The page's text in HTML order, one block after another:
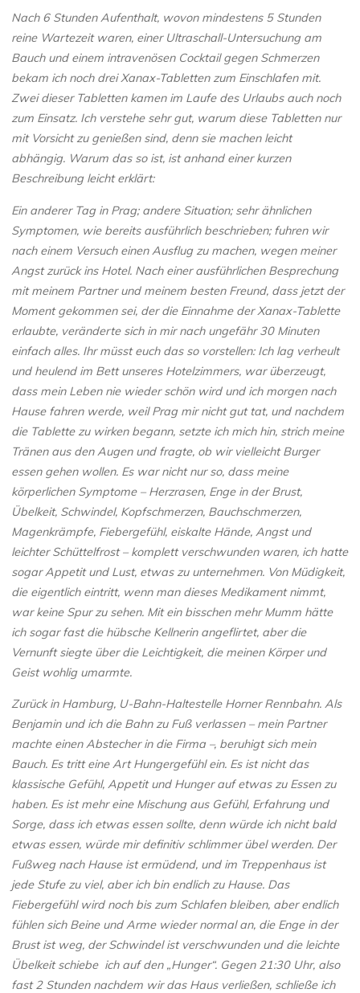
Nach 6 Stunden Aufenthalt, wovon mindestens 5 Stunden
reine Wartezeit waren, einer Ultraschall-Untersuchung am
Bauch und einem intravenösen Cocktail gegen Schmerzen
bekam ich noch drei Xanax-Tabletten zum Einschlafen mit.
Zwei dieser Tabletten kamen im Laufe des Urlaubs auch noch
zum Einsatz. Ich verstehe sehr gut, warum diese Tabletten nur
mit Vorsicht zu genießen sind, denn sie machen leicht
abhängig. Warum das so ist, ist anhand einer kurzen
Beschreibung leicht erklärt:
Ein anderer Tag in Prag; andere Situation; sehr ähnlichen
Symptomen, wie bereits ausführlich beschrieben; fuhren wir
nach einem Versuch einen Ausflug zu machen, wegen meiner
Angst zurück ins Hotel. Nach einer ausführlichen Besprechung
mit meinem Partner und meinem besten Freund, dass jetzt der
Moment gekommen sei, der die Einnahme der Xanax-Tablette
erlaubte, veränderte sich in mir nach ungefähr 30 Minuten
einfach alles. Ihr müsst euch das so vorstellen: Ich lag verheult
und heulend im Bett unseres Hotelzimmers, war überzeugt,
dass mein Leben nie wieder schön wird und ich morgen nach
Hause fahren werde, weil Prag mir nicht gut tat, und nachdem
die Tablette zu wirken begann, setzte ich mich hin, strich meine
Tränen aus den Augen und fragte, ob wir vielleicht Burger
essen gehen wollen. Es war nicht nur so, dass meine
körperlichen Symptome – Herzrasen, Enge in der Brust,
Übelkeit, Schwindel, Kopfschmerzen, Bauchschmerzen,
Magenkrämpfe, Fiebergefühl, eiskalte Hände, Angst und
leichter Schüttelfrost – komplett verschwunden waren, ich hatte
sogar Appetit und Lust, etwas zu unternehmen. Von Müdigkeit,
die eigentlich eintritt, wenn man dieses Medikament nimmt,
war keine Spur zu sehen. Mit ein bisschen mehr Mumm hätte
ich sogar fast die hübsche Kellnerin angeflirtet, aber die
Vernunft siegte über die Leichtigkeit, die meinen Körper und
Geist wohlig umarmte.
Zurück in Hamburg, U-Bahn-Haltestelle Horner Rennbahn. Als
Benjamin und ich die Bahn zu Fuß verlassen – mein Partner
machte einen Abstecher in die Firma –, beruhigt sich mein
Bauch. Es tritt eine Art Hungergefühl ein. Es ist nicht das
klassische Gefühl, Appetit und Hunger auf etwas zu Essen zu
haben. Es ist mehr eine Mischung aus Gefühl, Erfahrung und
Sorge, dass ich etwas essen sollte, denn würde ich nicht bald
etwas essen, würde mir definitiv schlimmer übel werden. Der
Fußweg nach Hause ist ermüdend, und im Treppenhaus ist
jede Stufe zu viel, aber ich bin endlich zu Hause. Das
Fiebergefühl wird noch bis zum Schlafen bleiben, aber endlich
fühlen sich Beine und Arme wieder normal an, die Enge in der
Brust ist weg, der Schwindel ist verschwunden und die leichte
Übelkeit schiebe ich auf den „Hunger“. Gegen 21:30 Uhr, also
fast 2 Stunden nachdem wir das Haus verließen, schließe ich